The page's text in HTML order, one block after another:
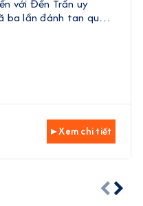
với Đền Trần uy
ba lần đánh tan quân
sẽ được tận mắt
câu chuyện về các
▸ Xem chi tiết